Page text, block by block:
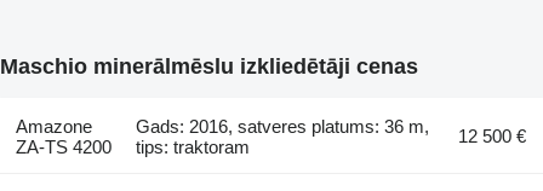
Maschio minerālmēslu izkliedētāji cenas
Amazone
ZA-TS 4200
Gads: 2016, satveres platums: 36 m,
tips: traktoram
12 500 €